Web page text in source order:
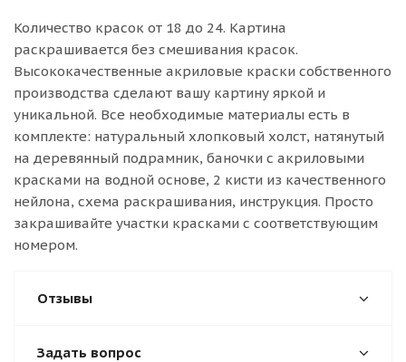
Количество красок от 18 до 24. Картина
раскрашивается без смешивания красок.
Высококачественные акриловые краски собственного
производства сделают вашу картину яркой и
уникальной. Все необходимые материалы есть в
комплекте: натуральный хлопковый холст, натянутый
на деревянный подрамник, баночки с акриловыми
красками на водной основе, 2 кисти из качественного
нейлона, схема раскрашивания, инструкция. Просто
закрашивайте участки красками с соответствующим
номером.
Отзывы
Задать вопрос